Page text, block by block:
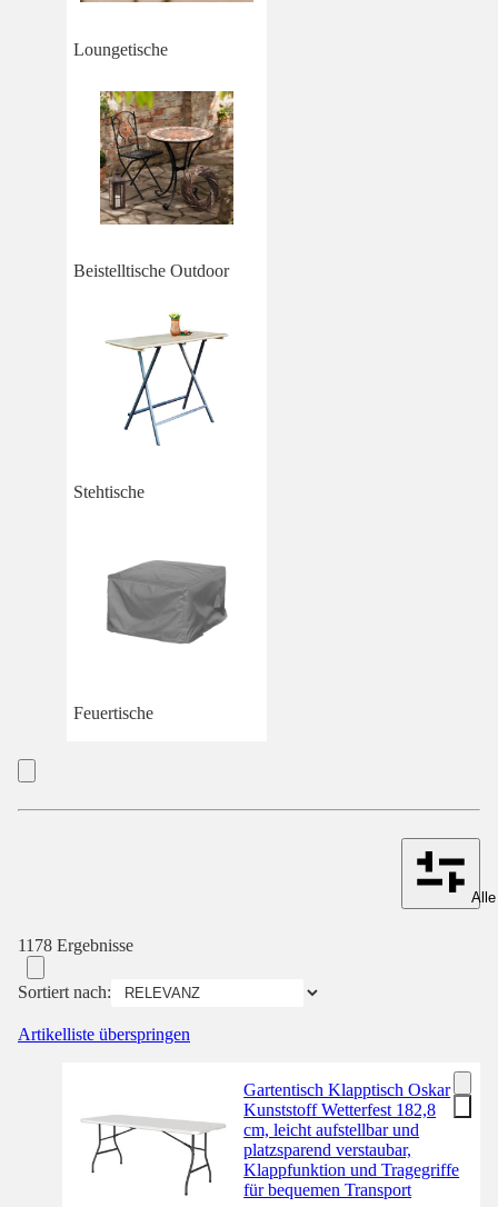
Loungetische
Beistelltische Outdoor
Stehtische
Feuertische
1178 Ergebnisse
Sortiert nach:
Artikelliste überspringen
Gartentisch Klapptisch Oskar
Kunststoff Wetterfest 182,8
cm, leicht aufstellbar und
platzsparend verstaubar,
Klappfunktion und Tragegriffe
für bequemen Transport